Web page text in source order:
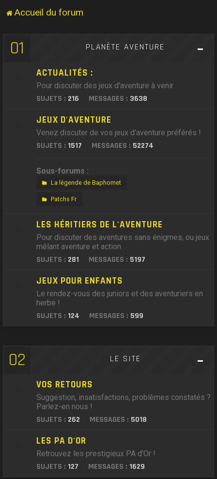
Accueil du forum
01 PLANÈTE AVENTURE
ACTUALITÉS :
Pour discuter des jeux d'aventure à venir
SUJETS : 216 MESSAGES : 3638
JEUX D'AVENTURE
Venez discuter de vos jeux d'aventure préférés !
SUJETS : 1517 MESSAGES : 52274
Sous-forums :
La légende de Baphomet
Patchs Fr
LES HÉRITIERS DE L'AVENTURE
Pour discuter des aventures sans énigmes, ou jeux
mêlant aventure et action
SUJETS : 281 MESSAGES : 5197
JEUX POUR ENFANTS
Le rendez-vous des juniors et des aventuriers en
herbe !
SUJETS : 124 MESSAGES : 599
02 LE SITE
VOS RETOURS
Suggestion, insatisfactions, problèmes constatés ?
Parlez-en nous !
SUJETS : 262 MESSAGES : 5018
LES PA D'OR
Retrouvez les prestigieux PA d'Or !
SUJETS : 127 MESSAGES : 1629